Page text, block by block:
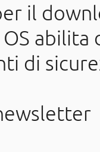
il
OS
di